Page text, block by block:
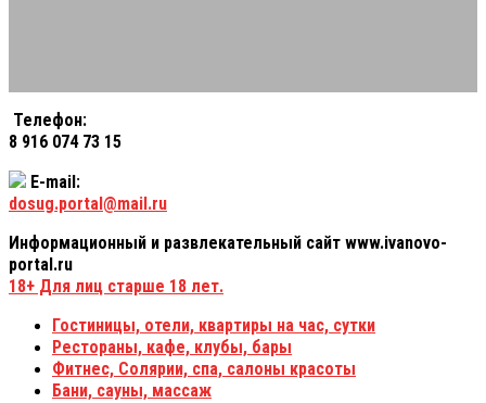
Телефон:
8 916 074 73 15
E-mail:
dosug.portal@mail.ru
Информационный и развлекательный сайт www.ivanovo-
portal.ru
18+ Для лиц старше 18 лет.
Гостиницы, отели, квартиры на час, сутки
Рестораны, кафе, клубы, бары
Фитнес, Солярии, спа, салоны красоты
Бани, сауны, массаж